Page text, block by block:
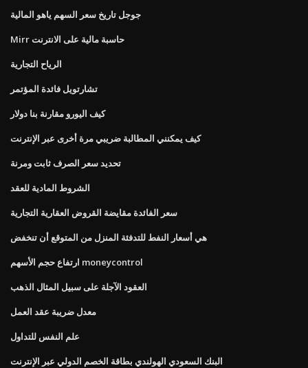
جوجل تاريخ سعر السهم ياهو المالية
Mirr حاسبة مالية على الانترنت
الرياح التجارية
تشارتويل فائدة المؤتمر
كيف اليورو مقارنة بنا دولار
كيف يمكنني المطالبة ضريبي مرة أخرى عبر الإنترنت
تحديد سعر الصرف ثابت ومرنة
الشروط المادية للعقد
سعر الفائدة مقايضة القروض العقارية التجارية
هي أسعار النفط للتدفئة المنزل من المتوقع أن تنخفض
ارتفاع حجم الأسهم moneycontrol
العقود الآجلة على سبيل المثال الذهب
معدل ضريبة عقد العمل
علم النفس للتداول
البنك السعودي الهولندي بطاقة الخصم الدولي عبر الإنترنت